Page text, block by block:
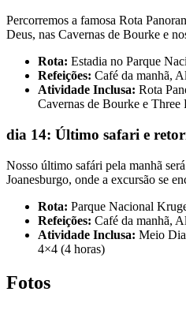
Percorremos a famosa Rota
Deus, nas Cavernas de Bourke e
Rota: Estadia no Parque
Refeições: Café da manhã,
Atividade Inclusa: Rota
Cavernas de Bourke e Three
dia 14: Último safari e
Nosso último safári pela manhã
Joanesburgo, onde a excursão se
Rota: Parque Nacional
Refeições: Café da manhã,
Atividade Inclusa: Meio
4×4 (4 horas)
Fotos